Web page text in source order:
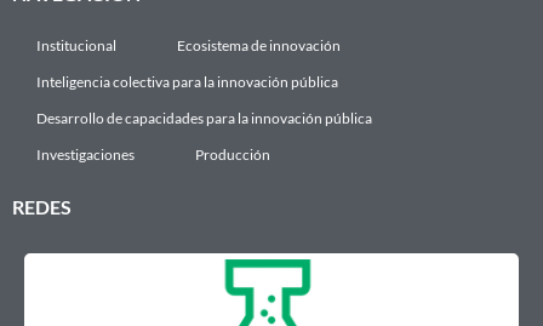
Institucional
Ecosistema de innovación
Inteligencia colectiva para la innovación pública
Desarrollo de capacidades para la innovación pública
Investigaciones
Producción
REDES